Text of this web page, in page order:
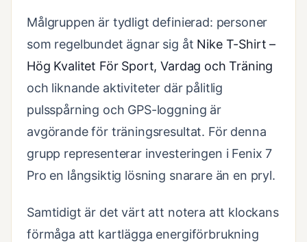
Målgruppen är tydligt definierad: personer
som regelbundet ägnar sig åt Nike T-Shirt –
Hög Kvalitet För Sport, Vardag och Träning
och liknande aktiviteter där pålitlig
pulsspårning och GPS-loggning är
avgörande för träningsresultat. För denna
grupp representerar investeringen i Fenix 7
Pro en långsiktig lösning snarare än en pryl.
Samtidigt är det värt att notera att klockans
förmåga att kartlägga energiförbrukning